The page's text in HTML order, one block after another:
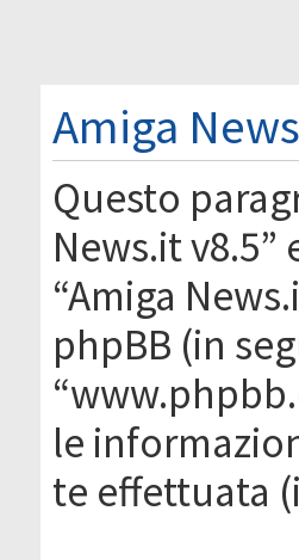
Amiga
Questo
News.it
“Amiga
phpBB (in
le
te effettuata